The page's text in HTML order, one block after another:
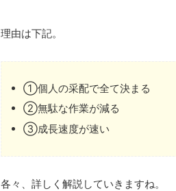
理由は下記。
①個人の采配で全て決まる
②無駄な作業が減る
③成長速度が速い
各々、詳しく解説していきますね。